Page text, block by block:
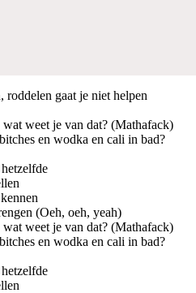
roddelen gaat je niet helpen
weet je van dat? (Mathafack)
en wodka en cali in bad?
(Oeh, oeh, yeah)
weet je van dat? (Mathafack)
en wodka en cali in bad?